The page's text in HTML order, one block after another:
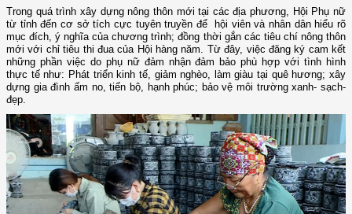
Trong quá trình xây dựng nông thôn mới tại các địa phương, Hội Phụ nữ
từ tỉnh đến cơ sở tích cực tuyên truyền để hội viên và nhân dân hiểu rõ
mục đích, ý nghĩa của chương trình; đồng thời gắn các tiêu chí nông thôn
mới với chỉ tiêu thi đua của Hội hàng năm. Từ đây, việc đăng ký cam kết
những phần việc do phụ nữ đảm nhận đảm bảo phù hợp với tình hình
thực tế như: Phát triển kinh tế, giảm nghèo, làm giàu tại quê hương; xây
dựng gia đình ấm no, tiến bộ, hạnh phúc; bảo vệ môi trường xanh- sạch-
đẹp.